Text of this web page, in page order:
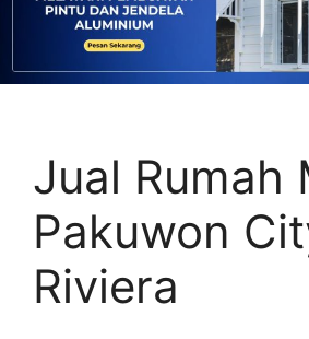
Jual Rumah
Pakuwon
Riviera